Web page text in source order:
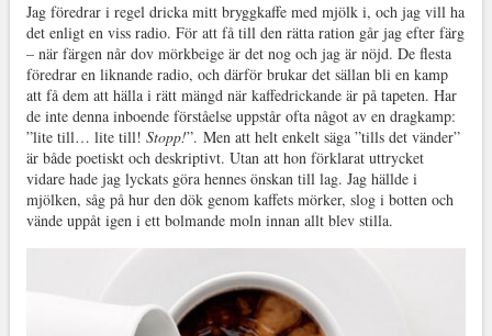
Jag föredrar i regel dricka mitt bryggkaffe med mjölk i, och jag vill ha
det enligt en viss radio. För att få till den rätta ration går jag efter färg
– när färgen når dov mörkbeige är det nog och jag är nöjd. De flesta
föredrar en liknande radio, och därför brukar det sällan bli en kamp
att få dem att hälla i rätt mängd när kaffedrickande är på tapeten. Har
de inte denna inboende förståelse uppstår ofta något av en dragkamp:
”lite till… lite till! Stopp!”. Men att helt enkelt säga ”tills det vänder”
är både poetiskt och deskriptivt. Utan att hon förklarat uttrycket
vidare hade jag lyckats göra hennes önskan till lag. Jag hällde i
mjölken, såg på hur den dök genom kaffets mörker, slog i botten och
vände uppåt igen i ett bolmande moln innan allt blev stilla.